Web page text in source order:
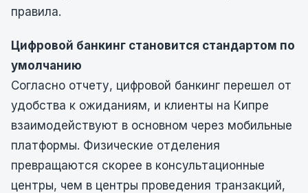
правила.
Цифровой банкинг становится стандартом по
умолчанию
Согласно отчету, цифровой банкинг перешел от
удобства к ожиданиям, и клиенты на Кипре
взаимодействуют в основном через мобильные
платформы. Физические отделения
превращаются скорее в консультационные
центры, чем в центры проведения транзакций,